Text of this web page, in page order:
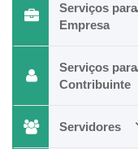
Serviços para
Empresa
Serviços para
Contribuinte
Servidores